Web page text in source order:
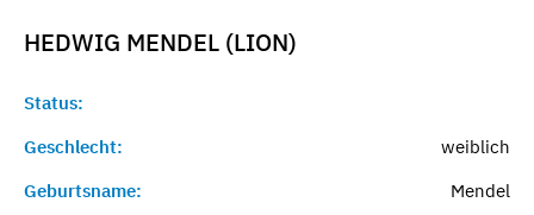
HEDWIG MENDEL (LION)
Status:
Geschlecht:
weiblich
Geburtsname:
Mendel